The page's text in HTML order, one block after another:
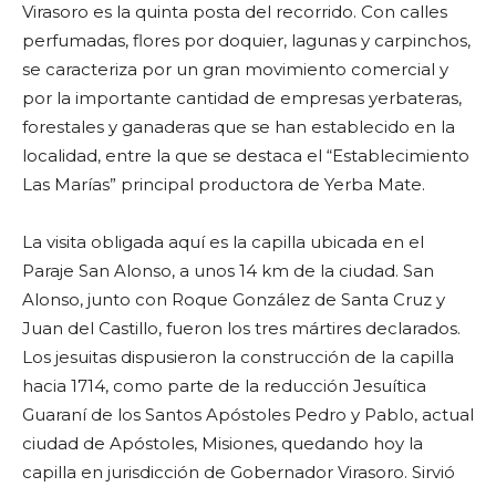
Virasoro es la quinta posta del recorrido. Con calles
perfumadas, flores por doquier, lagunas y carpinchos,
se caracteriza por un gran movimiento comercial y
por la importante cantidad de empresas yerbateras,
forestales y ganaderas que se han establecido en la
localidad, entre la que se destaca el “Establecimiento
Las Marías” principal productora de Yerba Mate.
La visita obligada aquí es la capilla ubicada en el
Paraje San Alonso, a unos 14 km de la ciudad. San
Alonso, junto con Roque González de Santa Cruz y
Juan del Castillo, fueron los tres mártires declarados.
Los jesuitas dispusieron la construcción de la capilla
hacia 1714, como parte de la reducción Jesuítica
Guaraní de los Santos Apóstoles Pedro y Pablo, actual
ciudad de Apóstoles, Misiones, quedando hoy la
capilla en jurisdicción de Gobernador Virasoro. Sirvió